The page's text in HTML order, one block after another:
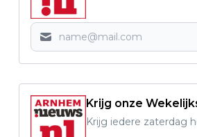
Krijg onze
Krijg iedere zaterdag